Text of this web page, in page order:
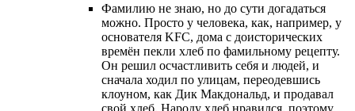
Фамилию не знаю, но до сути догадаться
можно. Просто у человека, как, например, у
основателя KFC, дома с доисторических
времён пекли хлеб по фамильному рецепту.
Он решил осчастливить себя и людей, и
сначала ходил по улицам, переодевшись
клоуном, как Дик Макдональд, и продавал
свой хлеб. Народу хлеб нравился, поэтому